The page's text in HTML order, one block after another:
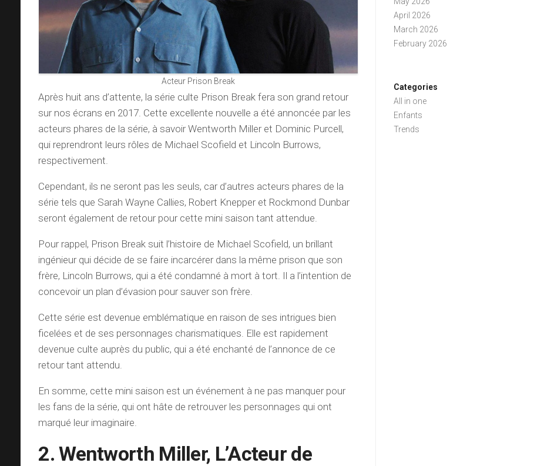
Acteur Prison Break
Après huit ans d’attente, la série culte Prison Break fera son grand retour
sur nos écrans en 2017. Cette excellente nouvelle a été annoncée par les
acteurs phares de la série, à savoir Wentworth Miller et Dominic Purcell,
qui reprendront leurs rôles de Michael Scofield et Lincoln Burrows,
respectivement.
Cependant, ils ne seront pas les seuls, car d’autres acteurs phares de la
série tels que Sarah Wayne Callies, Robert Knepper et Rockmond Dunbar
seront également de retour pour cette mini saison tant attendue.
Pour rappel, Prison Break suit l’histoire de Michael Scofield, un brillant
ingénieur qui décide de se faire incarcérer dans la même prison que son
frère, Lincoln Burrows, qui a été condamné à mort à tort. Il a l’intention de
concevoir un plan d’évasion pour sauver son frère.
Cette série est devenue emblématique en raison de ses intrigues bien
ficelées et de ses personnages charismatiques. Elle est rapidement
devenue culte auprès du public, qui a été enchanté de l’annonce de ce
retour tant attendu.
En somme, cette mini saison est un événement à ne pas manquer pour
les fans de la série, qui ont hâte de retrouver les personnages qui ont
marqué leur imaginaire.
2. Wentworth Miller, L’Acteur de
April 2026
March 2026
February 2026
Categories
All in one
Enfants
Trends